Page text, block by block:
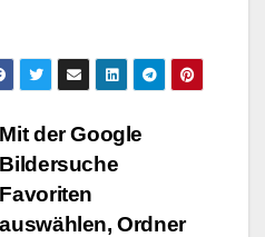
Mit der Google
Bildersuche
Favoriten
auswählen, Ordner